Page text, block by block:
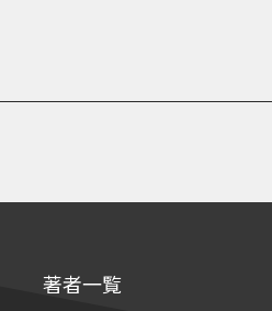
著者一覧